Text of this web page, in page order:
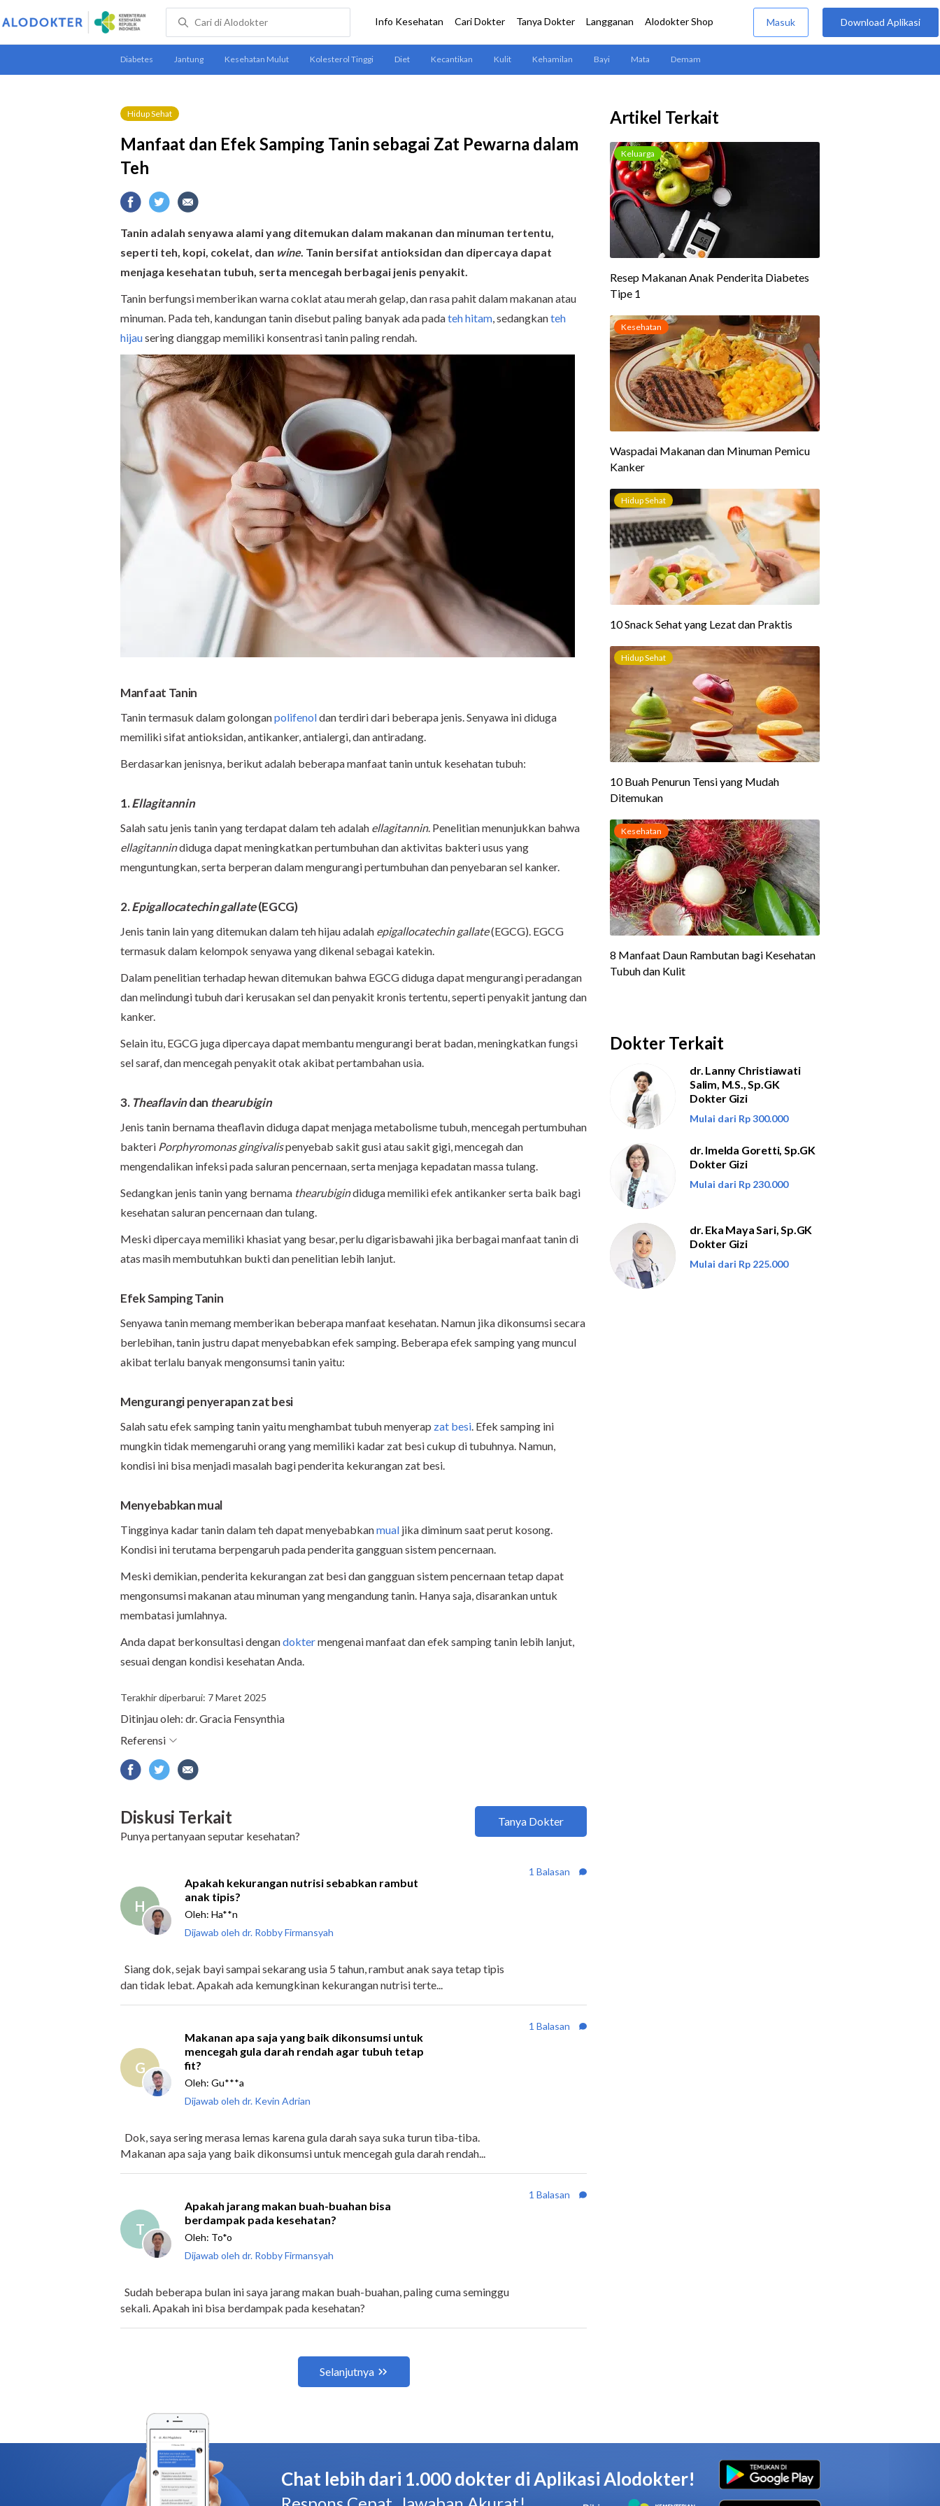
Hidup Sehat
Manfaat dan Efek Samping Tanin sebagai Zat Pewarna dalam
Teh
Tanin adalah senyawa alami yang ditemukan dalam makanan dan minuman tertentu,
seperti teh, kopi, cokelat, dan wine. Tanin bersifat antioksidan dan dipercaya dapat
menjaga kesehatan tubuh, serta mencegah berbagai jenis penyakit.
Tanin berfungsi memberikan warna coklat atau merah gelap, dan rasa pahit dalam makanan atau
minuman. Pada teh, kandungan tanin disebut paling banyak ada padateh hitam, sedangkanteh
hijausering dianggap memiliki konsentrasi tanin paling rendah.
Manfaat Tanin
Tanin termasuk dalam golonganpolifenoldan terdiri dari beberapa jenis. Senyawa ini diduga
memiliki sifat antioksidan, antikanker, antialergi, dan antiradang.
Berdasarkan jenisnya, berikut adalah beberapa manfaat tanin untuk kesehatan tubuh:
1.Ellagitannin
Salah satu jenis tanin yang terdapat dalam teh adalah ellagitannin. Penelitian menunjukkan bahwa
ellagitannindiduga dapat meningkatkan pertumbuhan dan aktivitas bakteri usus yang
menguntungkan, serta berperan dalam mengurangi pertumbuhan dan penyebaran sel kanker.
2.Epigallocatechin gallate(EGCG)
Jenis tanin lain yang ditemukan dalam teh hijau adalah epigallocatechin gallate(EGCG). EGCG
termasuk dalam kelompok senyawa yang dikenal sebagai katekin.
Dalam penelitian terhadap hewan ditemukan bahwa EGCG diduga dapat mengurangi peradangan
dan melindungi tubuh dari kerusakan sel dan penyakit kronis tertentu, seperti penyakit jantung dan
kanker.
Selain itu, EGCG juga dipercaya dapat membantu mengurangi berat badan, meningkatkan fungsi
sel saraf, dan mencegah penyakit otak akibat pertambahan usia.
3.Theaflavindan thearubigin
Jenis tanin bernama theaflavin diduga dapat menjaga metabolisme tubuh, mencegah pertumbuhan
bakteri Porphyromonas gingivalispenyebab sakit gusi atau sakit gigi, mencegah dan
mengendalikan infeksi pada saluran pencernaan, serta menjaga kepadatan massa tulang.
Sedangkan jenis tanin yang bernama thearubigindiduga memiliki efek antikanker serta baik bagi
kesehatan saluran pencernaan dan tulang.
Meski dipercaya memiliki khasiat yang besar, perlu digarisbawahi jika berbagai manfaat tanin di
atas masih membutuhkan bukti dan penelitian lebih lanjut.
Efek Samping Tanin
Senyawa tanin memang memberikan beberapa manfaat kesehatan. Namun jika dikonsumsi secara
berlebihan, tanin justru dapat menyebabkan efek samping. Beberapa efek samping yang muncul
akibat terlalu banyak mengonsumsi tanin yaitu:
Mengurangi penyerapan zat besi
Salah satu efek samping tanin yaitu menghambat tubuh menyerap zat besi. Efek samping ini
mungkin tidak memengaruhi orang yang memiliki kadar zat besi cukup di tubuhnya. Namun,
kondisi ini bisa menjadi masalah bagi penderita kekurangan zat besi.
Menyebabkan mual
Tingginya kadar tanin dalam teh dapat menyebabkanmual jika diminum saat perut kosong.
Kondisi ini terutama berpengaruh pada penderita gangguan sistem pencernaan.
Meski demikian, penderita kekurangan zat besi dan gangguan sistem pencernaan tetap dapat
mengonsumsi makanan atau minuman yang mengandung tanin. Hanya saja, disarankan untuk
membatasi jumlahnya.
Anda dapat berkonsultasi dengandoktermengenai manfaat dan efek samping tanin lebih lanjut,
sesuai dengan kondisi kesehatan Anda.
Terakhir diperbarui: 7 Maret 2025
Artikel Terkait
Dokter Terkait